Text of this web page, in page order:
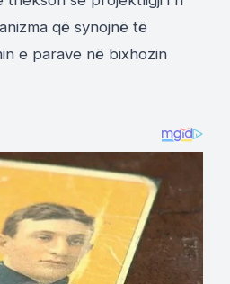
që synojnë të
e parave në bixhozin